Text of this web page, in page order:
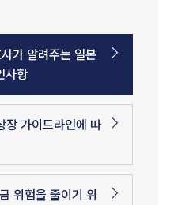
가 알려주는 일본
사항
장 가이드라인에 따
위험을 줄이기 위